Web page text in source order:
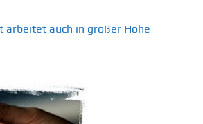
arbeitet auch in großer Höhe